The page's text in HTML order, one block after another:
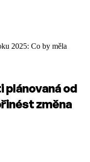
2025: Co by měla
plánovaná od
změna